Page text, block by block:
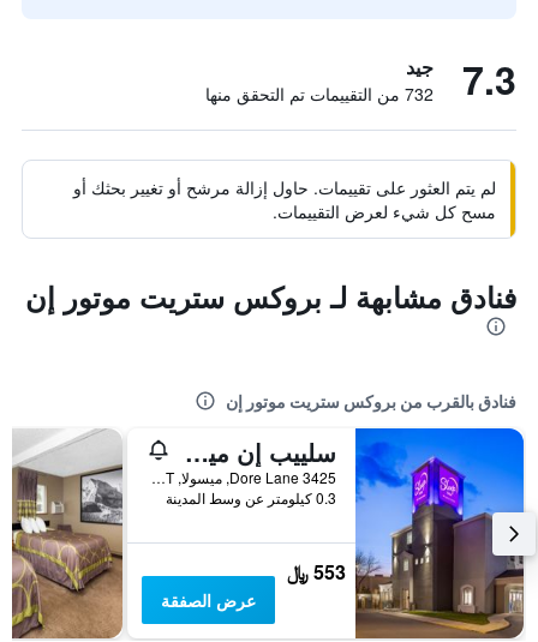
7.3 جيد
732 من التقييمات تم التحقق منها
لم يتم العثور على تقييمات. حاول إزالة مرشح أو تغيير بحثك أو
مسح كل شيء لعرض التقييمات.
فنادق مشابهة لـ بروكس ستريت موتور إن
فنادق بالقرب من بروكس ستريت موتور إن
سلييب إن ميسولا ساوث جايت
3425 Dore Lane, ميسولا, MT, الولايات المتحدة الأميريكية
0.3 كيلومتر عن وسط المدينة
553 ﷼
عرض الصفقة